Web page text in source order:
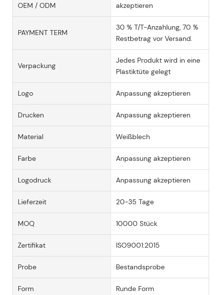
OEM / ODM akzeptieren
PAYMENT TERM
30 % T/T-Anzahlung, 70 %
Restbetrag vor Versand.
Verpackung
Jedes Produkt wird in eine
Plastiktüte gelegt
Logo Anpassung akzeptieren
Drucken Anpassung akzeptieren
Material Weißblech
Farbe Anpassung akzeptieren
Logodruck Anpassung akzeptieren
Lieferzeit 20-35 Tage
MOQ 10000 Stück
Zertifikat ISO9001:2015
Probe Bestandsprobe
Form Runde Form